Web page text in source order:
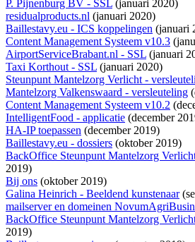
P. Pijnenburg BV - SSL (januari 2020)
residualproducts.nl (januari 2020)
Baillestavy.eu - ICS koppelingen (januari
Content Management Systeem v10.3
AirportServiceBrabant.nl - SSL (januari
Taxi Korthout - SSL (januari 2020)
Steunpunt Mantelzorg Verlicht -
Mantelzorg Valkenswaard - versleuteling
Content Management Systeem v10.2
IntelligentFood - applicatie (december
HA-IP toepassen (december 2019)
Baillestavy.eu - dossiers (oktober 2019)
BackOffice Steunpunt Mantelzorg
2019)
Bij ons (oktober 2019)
Galina Heinrich - Beeldend kunstenaar
mailserver en domeinen
BackOffice Steunpunt Mantelzorg
2019)